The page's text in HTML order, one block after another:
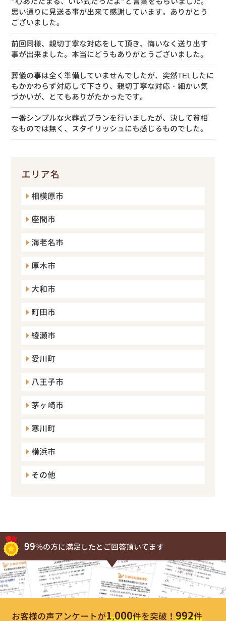
思い通りに見送る事が出来て感謝しています。ありがとう
ございました。
前回同様、親切丁寧な対応をして頂き、悔いなく送り出す
事が出来ました。本当にどうもありがとうございました。
葬儀の事は全く準備していませんでしたが、突然TELしたに
もかかわらず対応して下さり、親切丁寧な対応・細かい気
づかいが、とてもありがたかったです。
一番シンプルな火葬式プランを行いましたが、決して貧相
なものでは無く、スタイリッシュにも感じるものでした。
エリア名
相模原市
座間市
海老名市
厚木市
大和市
町田市
綾瀬市
愛川町
八王子市
茅ヶ崎市
寒川町
横浜市
その他
99%の方に満足したとご回答頂いてます
お客様の声アンケートが1,000件を突破！ 992件